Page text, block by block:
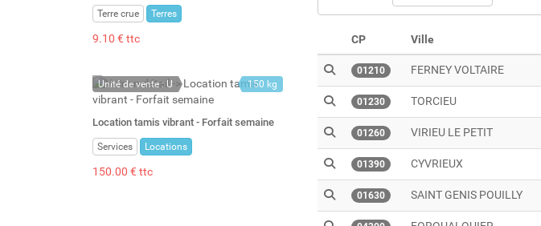
Terre crue Terres
9.10 € ttc
Unité de vente : U 150 kg
Location tamis vibrant - Forfait semaine
Services Locations
150.00 € ttc
CP Ville
01210 FERNEY VOLTAIRE
01230 TORCIEU
01260 VIRIEU LE PETIT
01390 CYVRIEUX
01630 SAINT GENIS POUILLY